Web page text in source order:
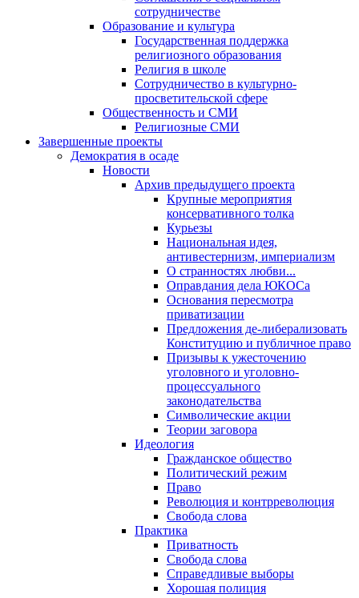
сотрудничестве
Образование и культура
Государственная поддержка
религиозного образования
Религия в школе
Сотрудничество в культурно-
просветительской сфере
Общественность и СМИ
Религиозные СМИ
Завершенные проекты
Демократия в осаде
Новости
Архив предыдущего проекта
Крупные мероприятия
консервативного толка
Курьезы
Национальная идея,
антивестернизм, империализм
О странностях любви...
Оправдания дела ЮКОСа
Основания пересмотра
приватизации
Предложения де-либерализовать
Конституцию и публичное право
Призывы к ужесточению
уголовного и уголовно-
процессуального
законодательства
Символические акции
Теории заговора
Идеология
Гражданское общество
Политический режим
Право
Революция и контрреволюция
Свобода слова
Практика
Приватность
Свобода слова
Справедливые выборы
Хорошая полиция